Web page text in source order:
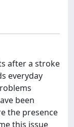
after a stroke
everyday
been
the presence
this issue